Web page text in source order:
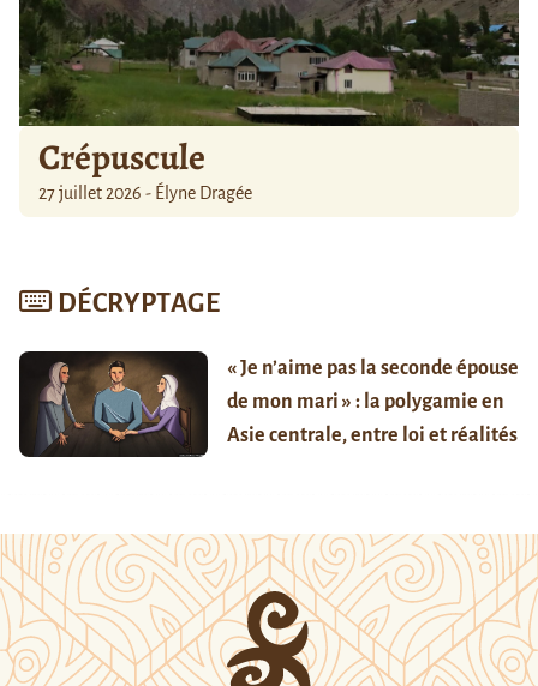
Crépuscule
27 juillet 2026 - Élyne Dragée
DÉCRYPTAGE
« Je n’aime pas la seconde épouse
de mon mari » : la polygamie en
Asie centrale, entre loi et réalités